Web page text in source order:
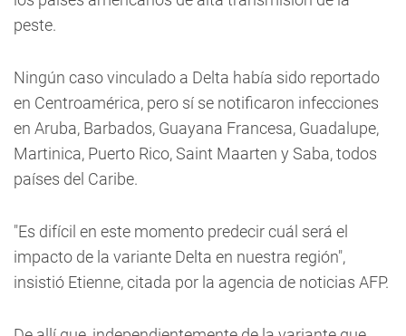
peste.
Ningún caso vinculado a Delta había sido reportado
en Centroamérica, pero sí se notificaron infecciones
en Aruba, Barbados, Guayana Francesa, Guadalupe,
Martinica, Puerto Rico, Saint Maarten y Saba, todos
países del Caribe.
"Es difícil en este momento predecir cuál será el
impacto de la variante Delta en nuestra región",
insistió Etienne, citada por la agencia de noticias AFP.